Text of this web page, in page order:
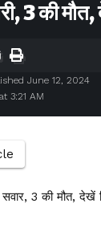
3 की
3:21 AM
June 12, 2024
सवार, 3 की मौत, देखें